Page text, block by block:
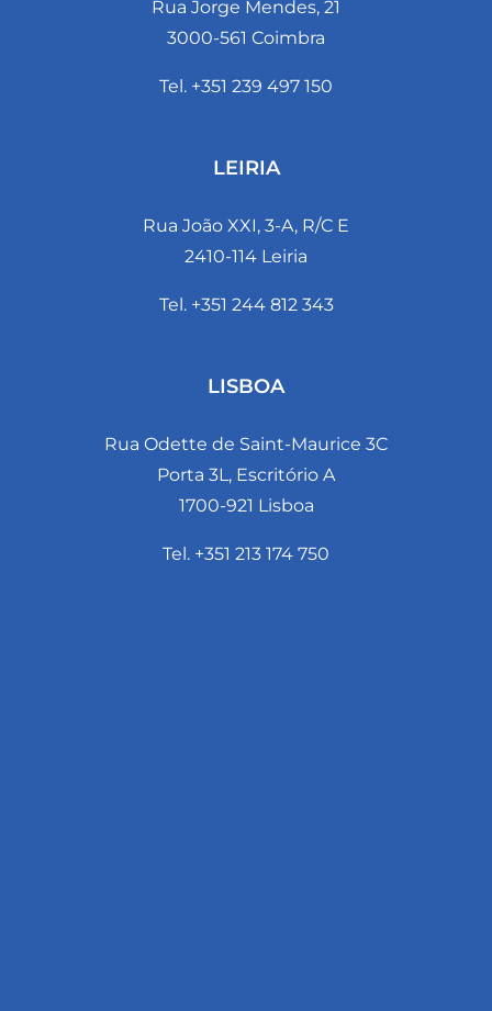
Rua Jorge Mendes, 21
3000-561 Coimbra
Tel. +351 239 497 150
LEIRIA
Rua João XXI, 3-A, R/C E
2410-114 Leiria
Tel. +351 244 812 343
LISBOA
Rua Odette de Saint-Maurice 3C
Porta 3L, Escritório A
1700-921 Lisboa
Tel. +351 213 174 750